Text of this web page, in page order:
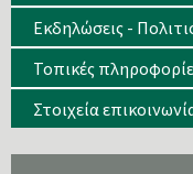
Εκδηλώσεις -
Τοπικές
Στοιχεία